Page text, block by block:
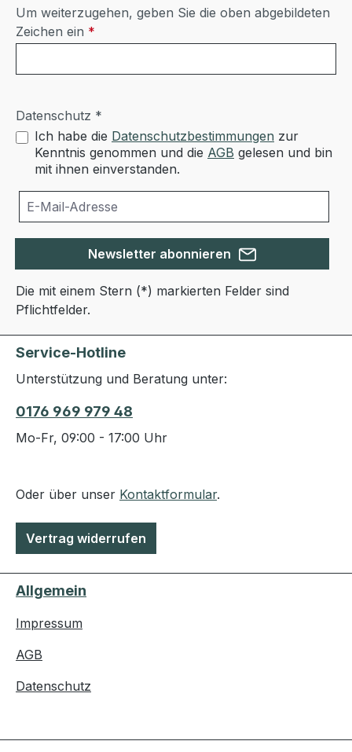
Um weiterzugehen, geben Sie die oben abgebildeten
Zeichen ein *
Datenschutz *
Ich habe die Datenschutzbestimmungen zur
Kenntnis genommen und die AGB gelesen und bin
mit ihnen einverstanden.
Newsletter abonnieren
Die mit einem Stern (*) markierten Felder sind
Pflichtfelder.
Service-Hotline
Unterstützung und Beratung unter:
0176 969 979 48
Mo-Fr, 09:00 - 17:00 Uhr
Oder über unser Kontaktformular.
Vertrag widerrufen
Allgemein
Impressum
AGB
Datenschutz